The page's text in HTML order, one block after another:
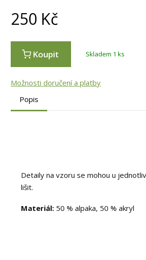
250 Kč
Koupit Skladem 1 ks
Možnosti doručení a platby
Popis
Detaily na vzoru se mohou u
lišit.
Materiál:50 % alpaka, 50 % akryl